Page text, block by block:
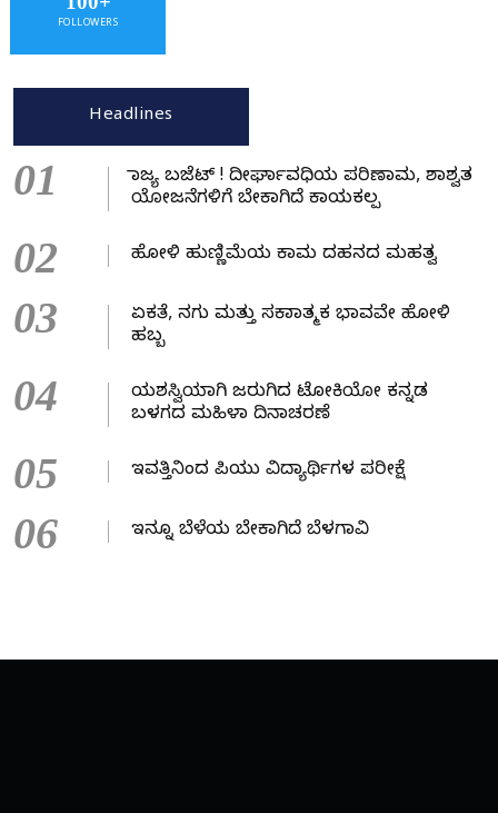
FOLLOWERS
Headlines
01
ರಾಜ್ಯ ಬಜೆಟ್ ! ದೀರ್ಘಾವಧಿಯ ಪರಿಣಾಮ, ಶಾಶ್ವತ
ಯೋಜನೆಗಳಿಗೆ ಬೇಕಾಗಿದೆ ಕಾಯಕಲ್ಪ
02 ಹೋಳಿ ಹುಣ್ಣಿಮೆಯ ಕಾಮ ದಹನದ ಮಹತ್ವ
03
ಏಕತೆ, ನಗು ಮತ್ತು ಸಕಾರಾತ್ಮಕ ಭಾವವೇ ಹೋಳಿ
ಹಬ್ಬ
04
ಯಶಸ್ವಿಯಾಗಿ ಜರುಗಿದ ಟೋಕಿಯೋ ಕನ್ನಡ
ಬಳಗದ ಮಹಿಳಾ ದಿನಾಚರಣೆ
05 ಇವತ್ತಿನಿಂದ ಪಿಯು ವಿದ್ಯಾರ್ಥಿಗಳ ಪರೀಕ್ಷೆ
06 ಇನ್ನೂ ಬೆಳೆಯ ಬೇಕಾಗಿದೆ ಬೆಳಗಾವಿ